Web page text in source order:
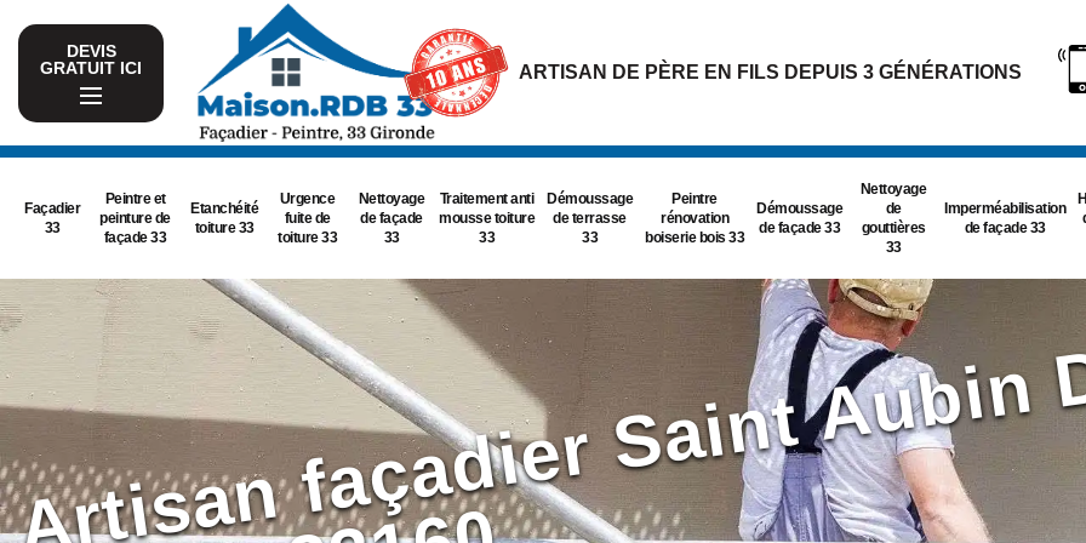
DEVIS
GRATUIT ICI
ARTISAN DE PÈRE EN FILS DEPUIS 3 GÉNÉRATIONS
Façadier
33
Peintre et
peinture de
façade 33
Etanchéité
toiture 33
Urgence
fuite de
toiture 33
Nettoyage
de façade
33
Traitement anti
mousse toiture
33
Démoussage
de terrasse
33
Peintre
rénovation
boiserie bois 33
Démoussage
de façade 33
Nettoyage
de
gouttières
33
Imperméabilisation
de façade 33